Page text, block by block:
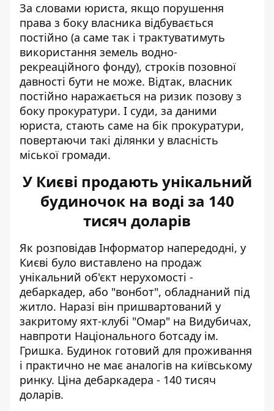
За словами юриста, якщо порушення
права з боку власника відбувається
постійно (а саме так і трактуватимуть
використання земель водно-
рекреаційного фонду), строків позовної
давності бути не може. Відтак, власник
постійно наражається на ризик позову з
боку прокуратури. І суди, за даними
юриста, стають саме на бік прокуратури,
повертаючи такі ділянки у власність
міської громади.
У Києві продають унікальний
будиночок на воді за 140
тисяч доларів
Як розповідав Інформатор напередодні, у
Києві було виставлено на продаж
унікальний об'єкт нерухомості -
дебаркадер, або "вонбот", обладнаний під
житло. Наразі він пришвартований у
закритому яхт-клубі "Омар" на Видубичах,
навпроти Національного ботсаду ім.
Гришка. Будинок готовий для проживання
і практично не має аналогів на київському
ринку. Ціна дебаркадера - 140 тисяч
доларів.